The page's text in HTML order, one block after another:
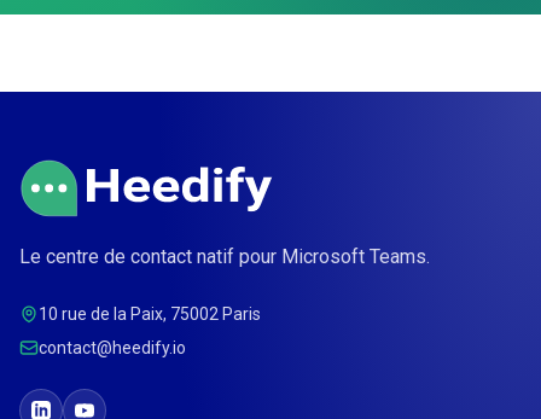
Le centre de contact natif pour Microsoft Teams.
10 rue de la Paix, 75002 Paris
contact@heedify.io